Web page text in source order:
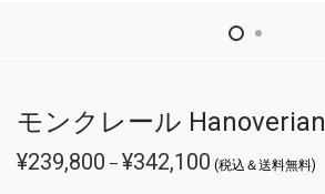
モンクレール Hanoverian
¥239,800 – ¥342,100 価
格
(税込＆送料無料)